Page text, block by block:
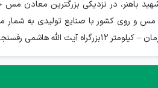
مس و روی کشور با صنایع تولیدی به
( کرمان – باغین)